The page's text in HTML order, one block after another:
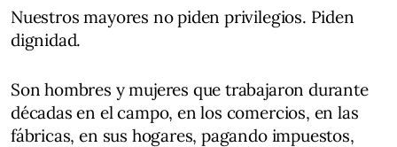
Nuestros mayores no piden privilegios. Piden
dignidad.
Son hombres y mujeres que trabajaron durante
décadas en el campo, en los comercios, en las
fábricas, en sus hogares, pagando impuestos,